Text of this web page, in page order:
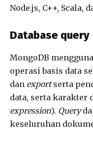
Node.js, C++, Scala,
Database query
MongoDB
operasi basis data
dan exportserta
data, serta karakter
expression). Query
keseluruhan